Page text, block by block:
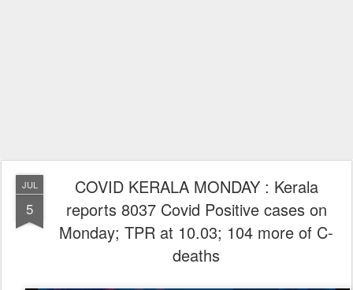
JUL
5
COVID KERALA MONDAY : Kerala
reports 8037 Covid Positive cases on
Monday; TPR at 10.03; 104 more of C-
deaths